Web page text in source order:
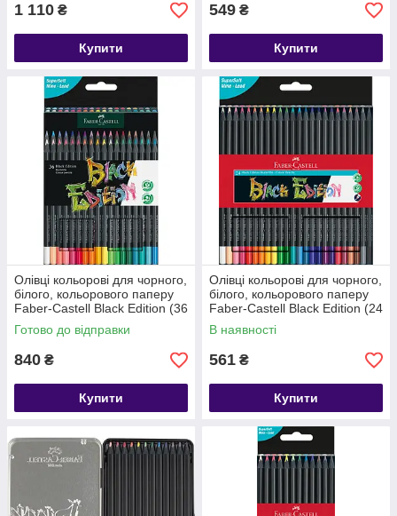
1 110 ₴
Купити
549 ₴
Купити
Олівці кольорові для чорного,
білого, кольорового паперу
Faber-Castell Black Edition (36
шт) 116436
Готово до відправки
840 ₴
Купити
Олівці кольорові для чорного,
білого, кольорового паперу
Faber-Castell Black Edition (24
шт) 116424
В наявності
561 ₴
Купити